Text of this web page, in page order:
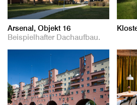
Arsenal, Objekt 16
Beispielhafter Dachaufbau.